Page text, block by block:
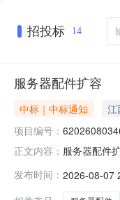
招投标 14
服务器配件扩容
中标｜中标通知 江
项目编号：
正文内容： 服务器配件
名称：上饶
发布时间： 2026-08-07